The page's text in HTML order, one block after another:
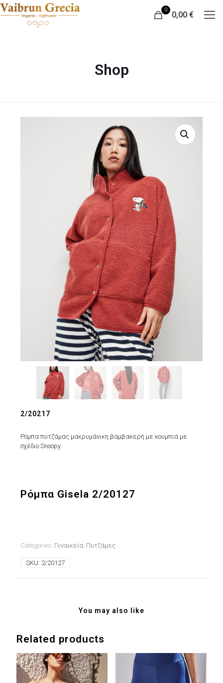
0
0,00 €
Shop
2/20217
Ρόμπα πυτζάμας μακρυμάνικη βαμβακερή με κουμπιά με
σχέδιο Snoopy.
Ρόμπα Gisela 2/20127
Categories: Γυναικεία Πυτζάμες
SKU: 2/20127
You may also like
Related products